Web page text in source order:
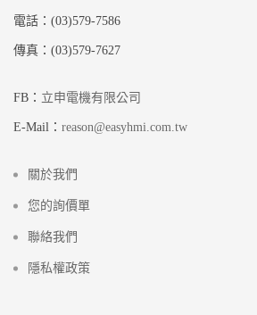
電話：(03)579-7586
傳真：(03)579-7627
FB： 立申電機有限公司
E-Mail： reason@easyhmi.com.tw
關於我們
您的詢價單
聯絡我們
隱私權政策